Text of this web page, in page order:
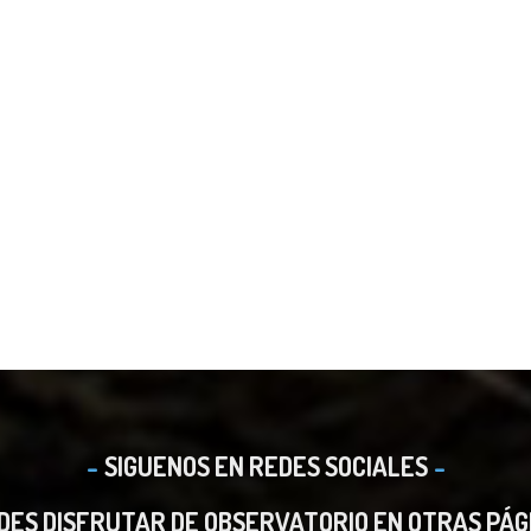
SIGUENOS EN REDES SOCIALES
DISFRUTAR DE OBSERVATORIO EN OTRAS